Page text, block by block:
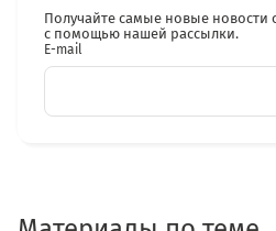
Получайте самые новые новости
с помощью нашей рассылки.
E-mail